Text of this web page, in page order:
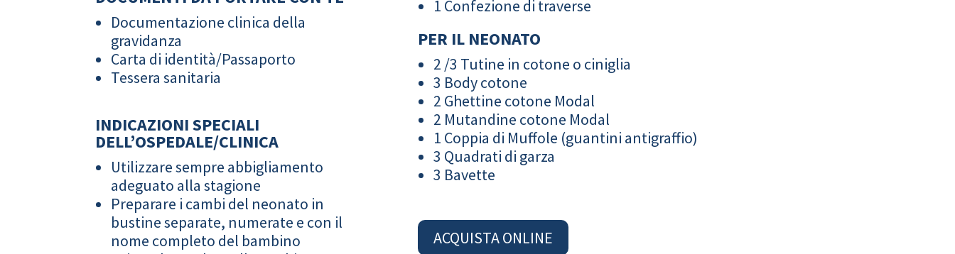
Documentazione clinica della
gravidanza
Carta di identità/Passaporto
Tessera sanitaria
INDICAZIONI SPECIALI
DELL’OSPEDALE/CLINICA
Utilizzare sempre abbigliamento
adeguato alla stagione
Preparare i cambi del neonato in
bustine separate, numerate e con il
nome completo del bambino
1 Confezione di traverse
PER IL NEONATO
2 /3 Tutine in cotone o ciniglia
3 Body cotone
2 Ghettine cotone Modal
2 Mutandine cotone Modal
1 Coppia di Muffole (guantini antigraffio)
3 Quadrati di garza
3 Bavette
ACQUISTA ONLINE